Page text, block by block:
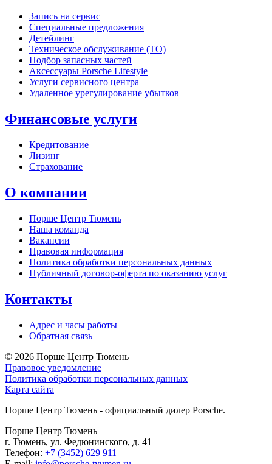
Запись на сервис
Специальные предложения
Детейлинг
Техническое обслуживание (ТО)
Подбор запасных частей
Аксессуары Porsche Lifestyle
Услуги сервисного центра
Удаленное урегулирование убытков
Финансовые услуги
Кредитование
Лизинг
Страхование
О компании
Порше Центр Тюмень
Наша команда
Вакансии
Правовая информация
Политика обработки персональных данных
Публичный договор-оферта по оказанию услуг
Контакты
Адрес и часы работы
Обратная связь
© 2026 Порше Центр Тюмень
Правовое уведомление
Политика обработки персональных данных
Карта сайта
Порше Центр Тюмень - официальный дилер Porsche.
Порше Центр Тюмень
г. Тюмень, ул. Федюнинского, д. 41
Телефон: +7 (3452) 629 911